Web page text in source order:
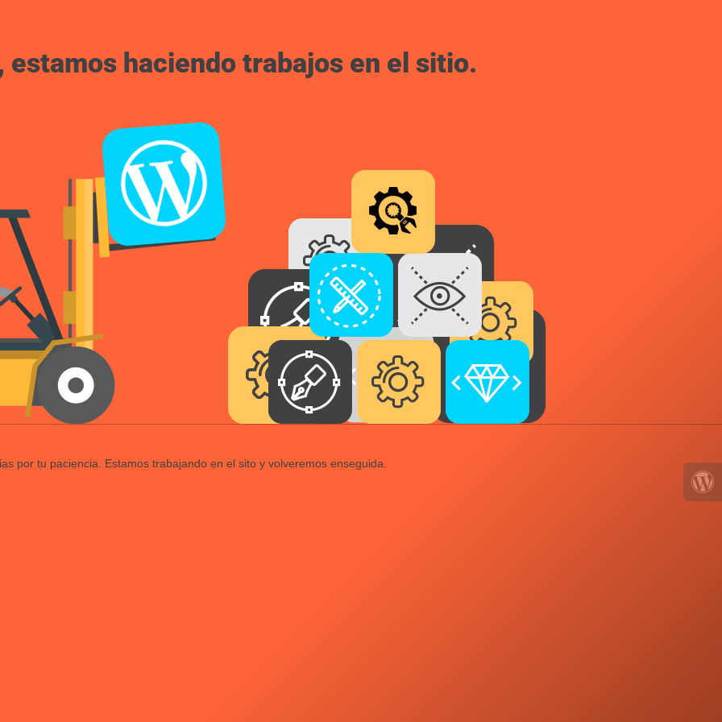
estamos haciendo trabajos en el sitio.
por tu paciencia. Estamos trabajando en el sito y volveremos enseguida.